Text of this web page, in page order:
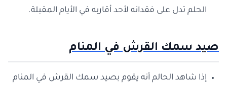
الحلم تدل على فقدانه لأحد أقاربه في الأيام المقبلة.
صيد سمك القرش في المنام
إذا شاهد الحالم أنه يقوم بصيد سمك القرش في المنام